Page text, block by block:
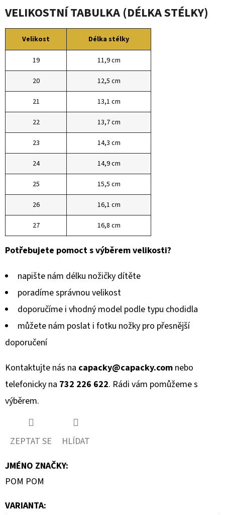
VELIKOSTNÍ TABULKA (DÉLKA STÉLKY)
Velikost Délka stélky
19 11,9 cm
20 12,5 cm
21 13,1 cm
22 13,7 cm
23 14,3 cm
24 14,9 cm
25 15,5 cm
26 16,1 cm
27 16,8 cm
Potřebujete pomoct s výběrem velikosti?
napište nám délku nožičky dítěte
poradíme správnou velikost
doporučíme i vhodný model podle typu chodidla
můžete nám poslat i fotku nožky pro přesnější
doporučení
Kontaktujte nás na capacky@capacky.com nebo
telefonicky na 732 226 622. Rádi vám pomůžeme s
výběrem.
ZEPTAT SE
HLÍDAT
JMÉNO ZNAČKY:
POM POM
VARIANTA: